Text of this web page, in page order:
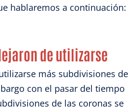
hablaremos a continuación:
de utilizarse
más subdivisiones de
con el pasar del tiempo
de las coronas se